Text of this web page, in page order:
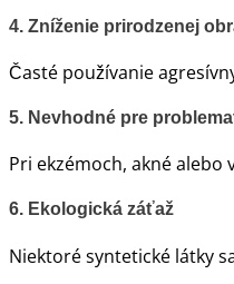
4. Zníženie prirodzenej
Časté používanie
5. Nevhodné pre
Pri ekzémoch, akné
6. Ekologická záťaž
Niektoré syntetické látky